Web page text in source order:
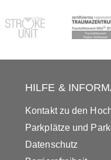
HILFE &
Kontakt zu den
Parkplätze und
Datenschutz